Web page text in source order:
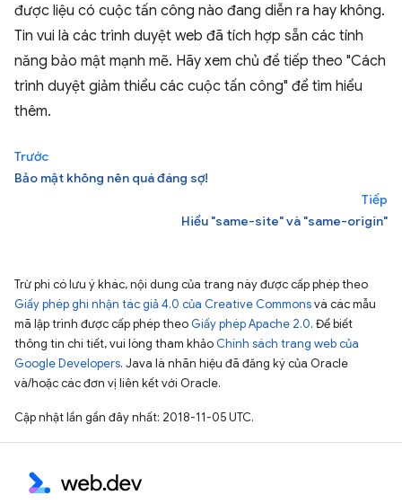
được liệu có cuộc tấn công nào đang diễn ra hay không.
Tin vui là các trình duyệt web đã tích hợp sẵn các tính
năng bảo mật mạnh mẽ. Hãy xem chủ đề tiếp theo "Cách
trình duyệt giảm thiểu các cuộc tấn công" để tìm hiểu
thêm.
Trước
Bảo mật không nên quá đáng sợ!
Tiếp
Hiểu "same-site" và "same-origin"
Trừ phi có lưu ý khác, nội dung của trang này được cấp phép theo
Giấy phép ghi nhận tác giả 4.0 của Creative Commonsvà các mẫu
mã lập trình được cấp phép theo Giấy phép Apache 2.0. Để biết
thông tin chi tiết, vui lòng tham khảo Chính sách trang web của
Google Developers. Java là nhãn hiệu đã đăng ký của Oracle
và/hoặc các đơn vị liên kết với Oracle.
Cập nhật lần gần đây nhất: 2018-11-05 UTC.